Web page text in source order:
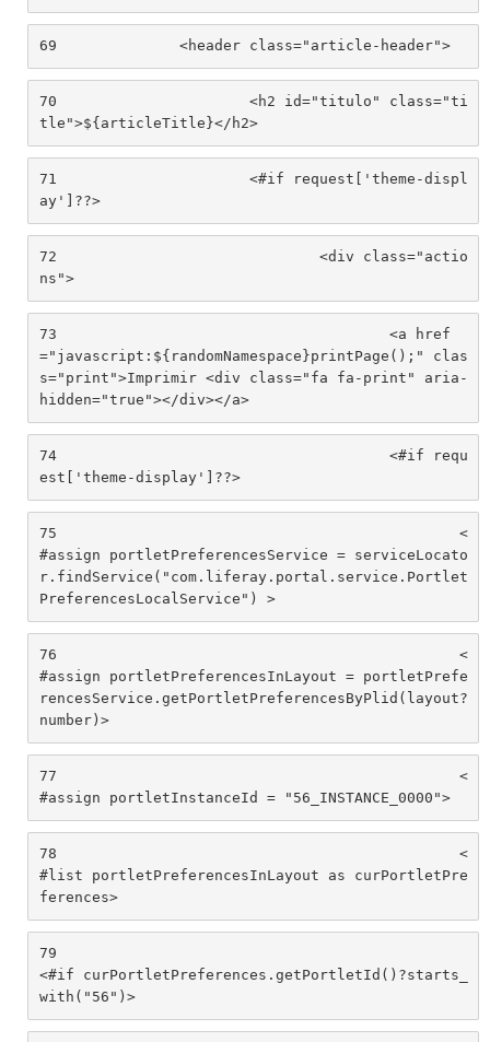
69
		<header class="article-header">
70
tle">${articleTitle}</h2>
71
ay']??>
72
ns">
73
="javascript:${randomNamespace}printPage();" clas
s="print">Imprimir <div class="fa fa-print" aria-
hidden="true"></div></a>
74
					<#if requ
est['theme-display']??>
75
#assign portletPreferencesService = serviceLocato
r.findService("com.liferay.portal.service.Portlet
PreferencesLocalService") >
76
#assign portletPreferencesInLayout = portletPrefe
rencesService.getPortletPreferencesByPlid(layout?
number)>
77
#assign portletInstanceId = "56_INSTANCE_0000">
78
#list portletPreferencesInLayout as curPortletPre
ferences>
79
<#if curPortletPreferences.getPortletId()?starts_